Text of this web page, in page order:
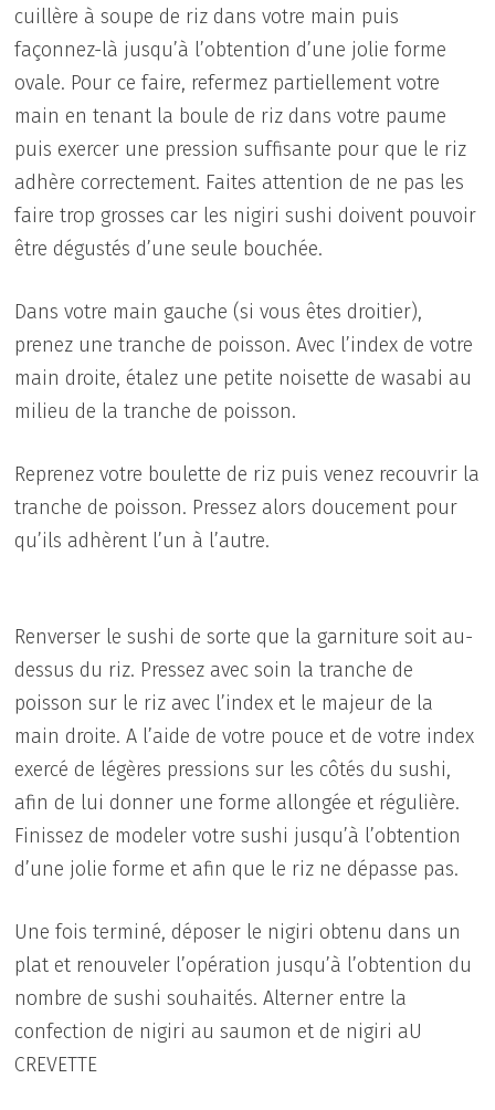
cuillère à soupe de riz dans votre main puis
façonnez-là jusqu’à l’obtention d’une jolie forme
ovale. Pour ce faire, refermez partiellement votre
main en tenant la boule de riz dans votre paume
puis exercer une pression suffisante pour que le riz
adhère correctement. Faites attention de ne pas les
faire trop grosses car les nigiri sushi doivent pouvoir
être dégustés d’une seule bouchée.
Dans votre main gauche (si vous êtes droitier),
prenez une tranche de poisson. Avec l’index de votre
main droite, étalez une petite noisette de wasabi au
milieu de la tranche de poisson.
Reprenez votre boulette de riz puis venez recouvrir la
tranche de poisson. Pressez alors doucement pour
qu’ils adhèrent l’un à l’autre.
Renverser le sushi de sorte que la garniture soit au-
dessus du riz. Pressez avec soin la tranche de
poisson sur le riz avec l’index et le majeur de la
main droite. A l’aide de votre pouce et de votre index
exercé de légères pressions sur les côtés du sushi,
afin de lui donner une forme allongée et régulière.
Finissez de modeler votre sushi jusqu’à l’obtention
d’une jolie forme et afin que le riz ne dépasse pas.
Une fois terminé, déposer le nigiri obtenu dans un
plat et renouveler l’opération jusqu’à l’obtention du
nombre de sushi souhaités. Alterner entre la
confection de nigiri au saumon et de nigiri aU
CREVETTE